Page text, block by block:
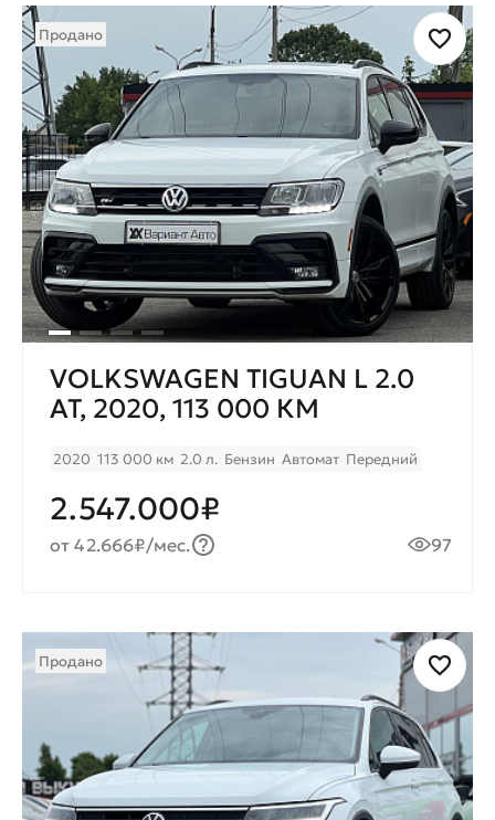
Продано
VOLKSWAGEN TIGUAN L 2.0
AT, 2020, 113 000 КМ
2020 113 000 км 2.0 л. Бензин Автомат Передний
2.547.000₽
от 42.666₽/мес. 97
Продано